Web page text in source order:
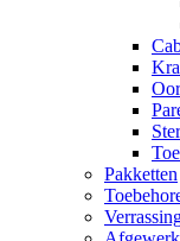
Pakketten